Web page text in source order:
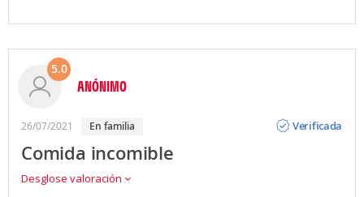
5.0
ANÓNIMO
26/07/2021 en familia
Verificada
Comida incomible
Desglose valoración